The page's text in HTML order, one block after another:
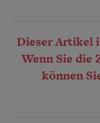
Dieser Artikel
Wenn Sie die
können